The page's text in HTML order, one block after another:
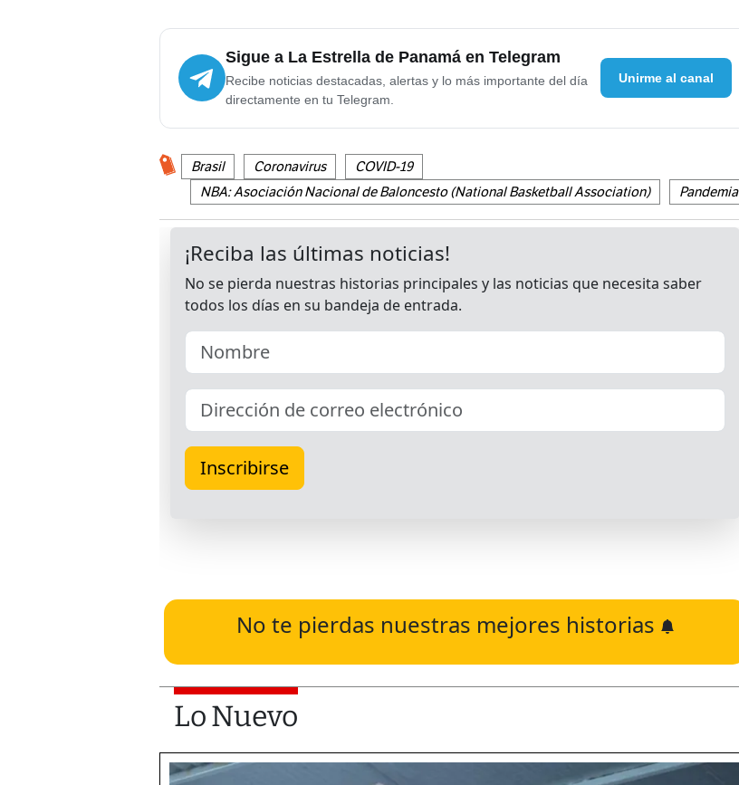
Sigue a La Estrella de Panamá en Telegram
Recibe noticias destacadas, alertas y lo más importante del día
directamente en tu Telegram.
Unirme al canal
Brasil Coronavirus
COVID-19
NBA: Asociación Nacional de Baloncesto (National Basketball Association)
Pandemia
No te pierdas nuestras mejores historias
Lo Nuevo